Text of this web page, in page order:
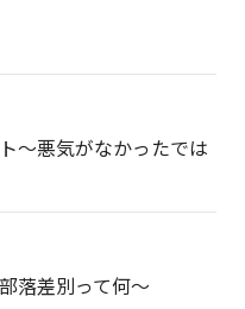
～悪気がなかったでは
落差別って何～